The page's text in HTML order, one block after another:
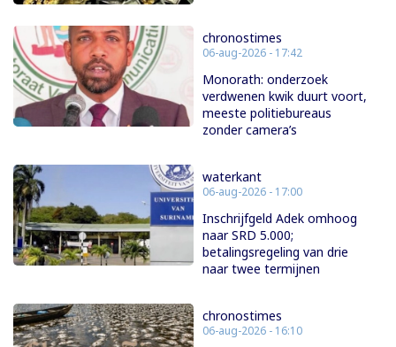
chronostimes
06-aug-2026 - 17:42
Monorath: onderzoek
verdwenen kwik duurt voort,
meeste politiebureaus
zonder camera’s
waterkant
06-aug-2026 - 17:00
Inschrijfgeld Adek omhoog
naar SRD 5.000;
betalingsregeling van drie
naar twee termijnen
chronostimes
06-aug-2026 - 16:10